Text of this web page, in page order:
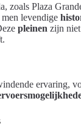
zoals Plaza
levendige
pleinen zijn
ervaring,